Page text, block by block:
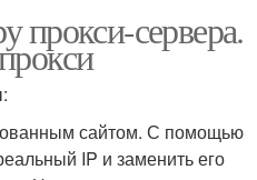
прокси-сервера.
сайтом. С помощью
IP и заменить его